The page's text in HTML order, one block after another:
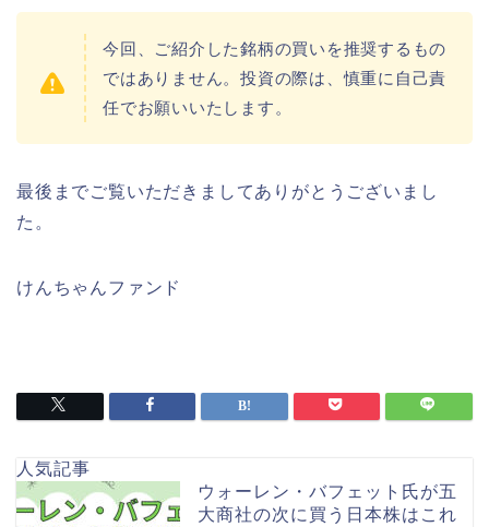
今回、ご紹介した銘柄の買いを推奨するもの
ではありません。投資の際は、慎重に自己責
任でお願いいたします。
最後までご覧いただきましてありがとうございまし
た。
けんちゃんファンド
人気記事
ウォーレン・バフェット氏が五
大商社の次に買う日本株はこれ